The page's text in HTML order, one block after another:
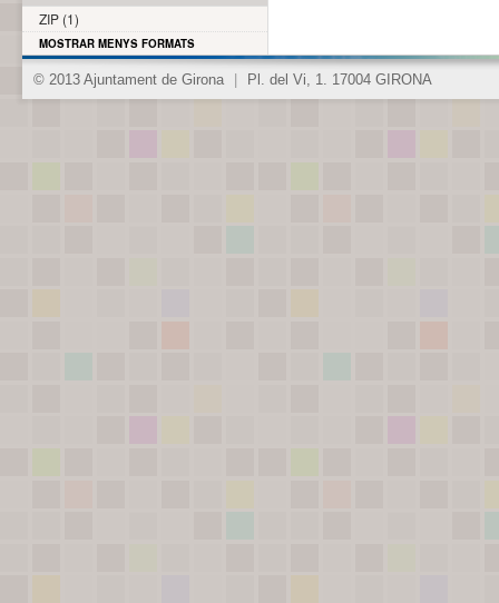
ZIP (1)
MOSTRAR MENYS FORMATS
© 2013 Ajuntament de Girona Pl. del Vi, 1. 17004 GIRONA